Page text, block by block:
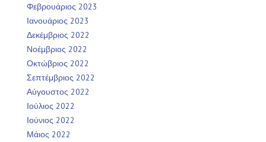
Φεβρουάριος 2023
Ιανουάριος 2023
Δεκέμβριος 2022
Νοέμβριος 2022
Οκτώβριος 2022
Σεπτέμβριος 2022
Αύγουστος 2022
Ιούλιος 2022
Ιούνιος 2022
Μάιος 2022